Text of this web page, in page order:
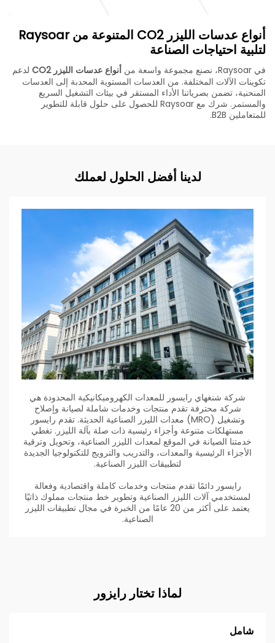
أنواع عدسات الليزر CO2 المتنوعة من Raysoar
لتلبية احتياجات الصناعة
في Raysoar، نصنع مجموعة واسعة من أنواع عدسات الليزر CO2
لدعم
تكوينات الآلات المختلفة. من العدسات المستوية المحدبة إلى العدسات
المنحنية، تضمن بصرياتنا الأداء المستقر في بيئات التشغيل السريع
والمستمر. شرك مع Raysoar للحصول على حلول قابلة للتطوير
للمتعاملين B2B.
لدينا أفضل الحلول لعملك
شركة شنغهاي رايسور للمعدات الكهروميكانيكية المحدودة هي
شركة محترفة تقدم منتجات وخدمات شاملة لصيانة وإصلاح
وتشغيل (MRO) معدات الليزر الصناعية الحديثة. تقدم رايسور
مستهلكات متنوعة وأجزاء رئيسية ذات صلة بآلة الليزر. تغطي
خدمتنا الصيانة في الموقع لمعدات الليزر الصناعية، وتحويل وترقية
الأجزاء الرئيسية والمعدات، والتدريب والترويج للتكنولوجيا الجديدة
لتطبيقات الليزر الصناعية.
رايسور دائمًا تقدم منتجات وخدمات كاملة واقتصادية وفعالة
لمستخدمي آلات الليزر الصناعية وتطوير خط منتجات مملوك ذاتيًا
يعتمد على أكثر من 20 عامًا من الخبرة في مجال تطبيقات الليزر
الصناعية.
لماذا تختار رايزور
شامل